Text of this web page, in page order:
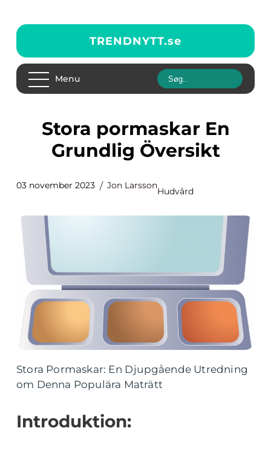
TRENDNYTT.se
Menu
Stora pormaskar En
Grundlig Översikt
03 november 2023 Jon Larsson
Hudvård
Stora Pormaskar: En Djupgående Utredning
om Denna Populära Maträtt
Introduktion: